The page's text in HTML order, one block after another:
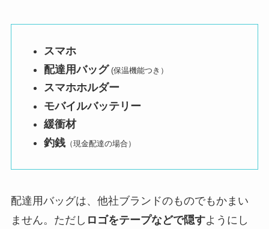
スマホ
配達用バッグ (保温機能つき）
スマホホルダー
モバイルバッテリー
緩衝材
釣銭（現金配達の場合）
配達用バッグは、他社ブランドのものでもかまい
ません。ただし ロゴをテープなどで隠すようにし